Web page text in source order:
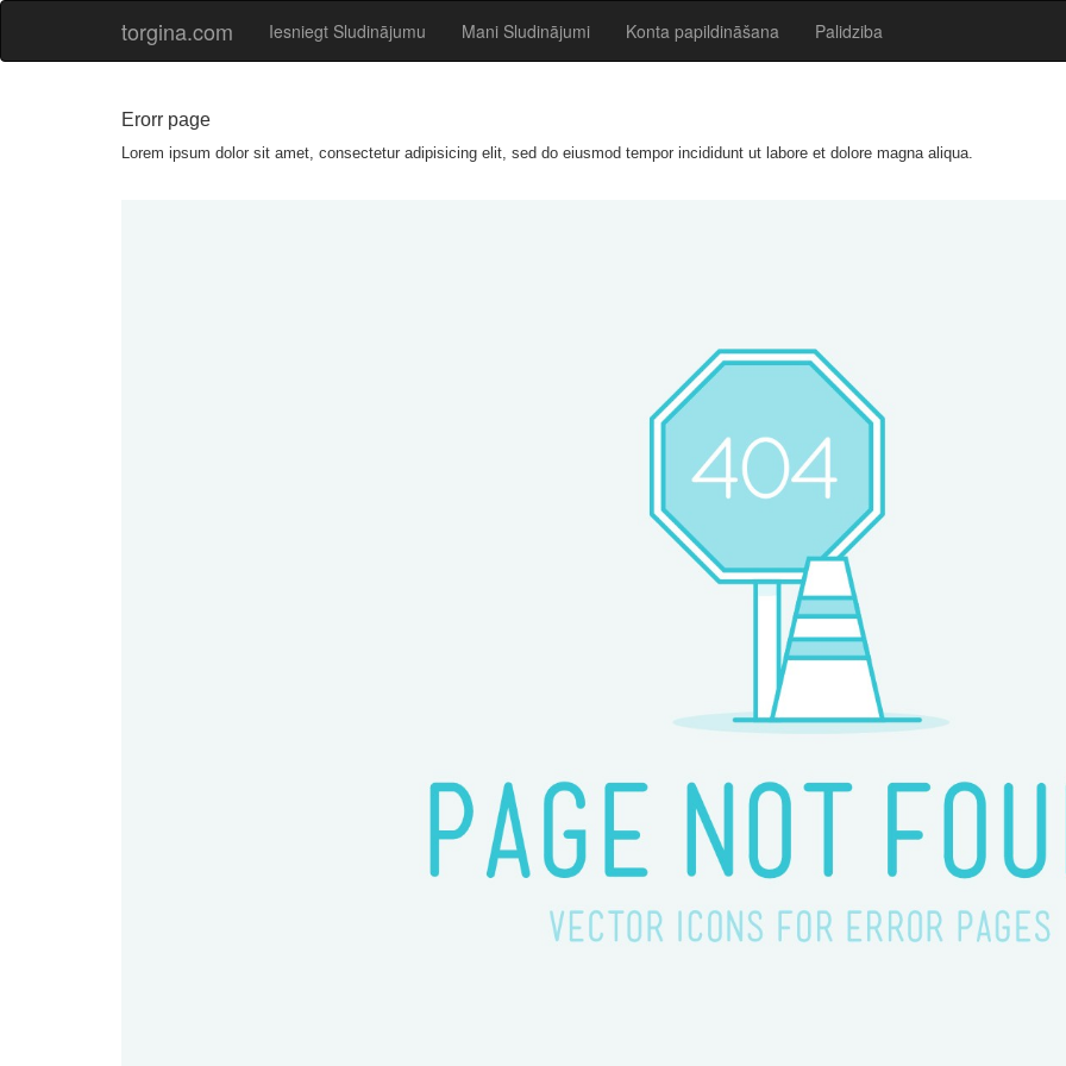
torgina.com Iesniegt Sludinājumu Mani Sludinājumi Konta papildināšana Palidziba
Erorr page
Lorem ipsum dolor sit amet, consectetur adipisicing elit, sed do eiusmod tempor incididunt ut labore et dolore magna aliqua.